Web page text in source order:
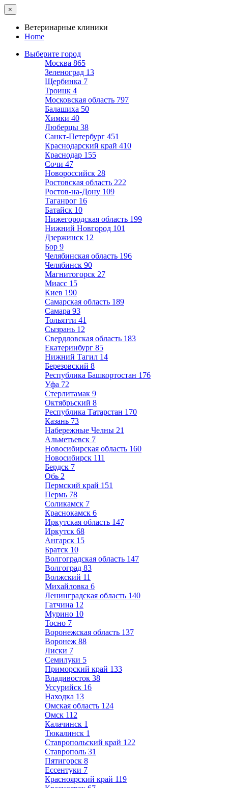
×
Ветеринарные клиники
Home
Выберите город
Москва 865
Зеленоград 13
Щербинка 7
Троицк 4
Московская область 797
Балашиха 50
Химки 40
Люберцы 38
Санкт-Петербург 451
Краснодарский край 410
Краснодар 155
Сочи 47
Новороссийск 28
Ростовская область 222
Ростов-на-Дону 109
Таганрог 16
Батайск 10
Нижегородская область 199
Нижний Новгород 101
Дзержинск 12
Бор 9
Челябинская область 196
Челябинск 90
Магнитогорск 27
Миасс 15
Киев 190
Самарская область 189
Самара 93
Тольятти 41
Сызрань 12
Свердловская область 183
Екатеринбург 85
Нижний Тагил 14
Березовский 8
Республика Башкортостан 176
Уфа 72
Стерлитамак 9
Октябрьский 8
Республика Татарстан 170
Казань 73
Набережные Челны 21
Альметьевск 7
Новосибирская область 160
Новосибирск 111
Бердск 7
Обь 2
Пермский край 151
Пермь 78
Соликамск 7
Краснокамск 6
Иркутская область 147
Иркутск 68
Ангарск 15
Братск 10
Волгоградская область 147
Волгоград 83
Волжский 11
Михайловка 6
Ленинградская область 140
Гатчина 12
Мурино 10
Тосно 7
Воронежская область 137
Воронеж 88
Лиски 7
Семилуки 5
Приморский край 133
Владивосток 38
Уссурийск 16
Находка 13
Омская область 124
Омск 112
Калачинск 1
Тюкалинск 1
Ставропольский край 122
Ставрополь 31
Пятигорск 8
Ессентуки 7
Красноярский край 119